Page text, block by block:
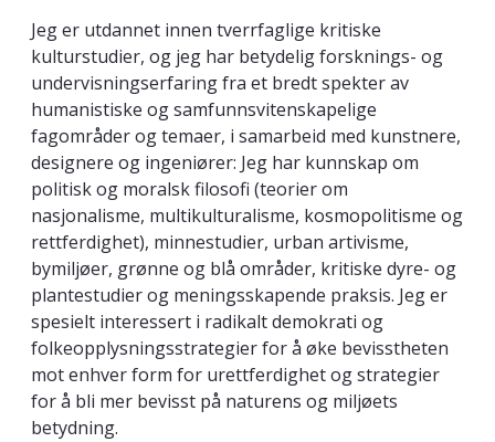
Jeg er utdannet innen tverrfaglige kritiske
kulturstudier, og jeg har betydelig forsknings- og
undervisningserfaring fra et bredt spekter av
humanistiske og samfunnsvitenskapelige
fagområder og temaer, i samarbeid med kunstnere,
designere og ingeniører: Jeg har kunnskap om
politisk og moralsk filosofi (teorier om
nasjonalisme, multikulturalisme, kosmopolitisme og
rettferdighet), minnestudier, urban artivisme,
bymiljøer, grønne og blå områder, kritiske dyre- og
plantestudier og meningsskapende praksis. Jeg er
spesielt interessert i radikalt demokrati og
folkeopplysningsstrategier for å øke bevisstheten
mot enhver form for urettferdighet og strategier
for å bli mer bevisst på naturens og miljøets
betydning.